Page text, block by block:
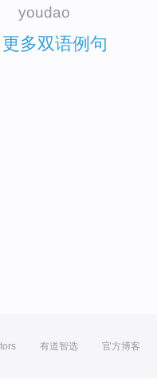
youdao
更多双语例句
有道智选 官方博客